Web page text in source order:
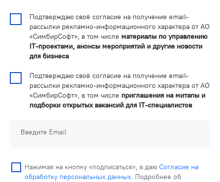
Подтверждаю своё согласие на получение email-
рассылки рекламно-информационного характера от АО
«СимбирСофт», в том числе материалы по управлению
IT-проектами, анонсы мероприятий и другие новости
для бизнеса
Подтверждаю своё согласие на получение email-
рассылки рекламно-информационного характера от АО
«СимбирСофт», в том числе приглашения на митапы и
подборки открытых вакансий для IT-специалистов
Введите Email
Нажимая на кнопку «подписаться», я даю Согласие на
обработку персональных данных. Подробнее об